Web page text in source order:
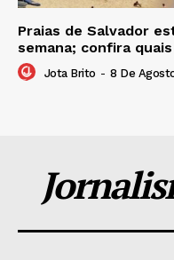
Praias de Salvador
semana; confira quais
Jota Brito - 8 De